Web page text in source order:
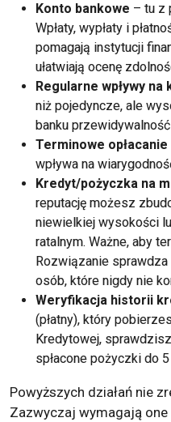
Konto bankowe – tu z
Wpłaty, wypłaty i
pomagają instytucji
ułatwiają ocenę
Regularne wpływy na
niż pojedyncze, ale
banku
Terminowe
wpływa na
Kredyt/pożyczka na
reputację możesz
niewielkiej wysokości
ratalnym. Ważne, aby
Rozwiązanie
osób, które nigdy nie
Weryfikacja historii
(płatny), który
Kredytowej,
spłacone pożyczki do
Powyższych działań nie
Zazwyczaj wymagają